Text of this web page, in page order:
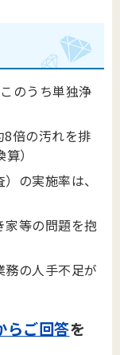
のうち単独浄
倍の汚れを排
）
の実施率は、
家等の問題を抱
の人手不足が
らご回答を